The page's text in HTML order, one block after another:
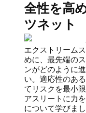
全性を高
ツネット
エクストリーム
めに、最先端の
ンがどのように
い。適応性のあ
てリスクを最小
アスリートに力
について学びまし